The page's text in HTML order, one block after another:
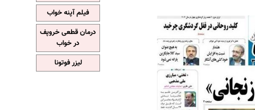
فیلم آپنه خواب
درمان قطعی خروپف
در خواب
لیزر فوتونا